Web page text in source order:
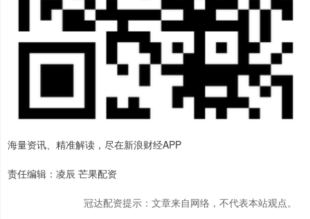
海量资讯、精准解读，尽在新浪财经APP
责任编辑：凌辰 芒果配资
冠达配资提示：文章来自网络，不代表本站观点。